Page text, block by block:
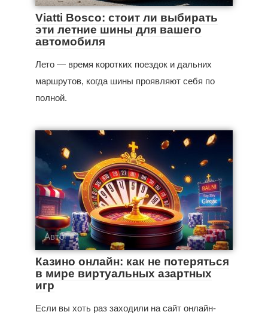
Viatti Bosco: стоит ли выбирать
эти летние шины для вашего
автомобиля
Лето — время коротких поездок и дальних
маршрутов, когда шины проявляют себя по
полной.
Авто
Казино онлайн: как не потеряться
в мире виртуальных азартных
игр
Если вы хоть раз заходили на сайт онлайн-